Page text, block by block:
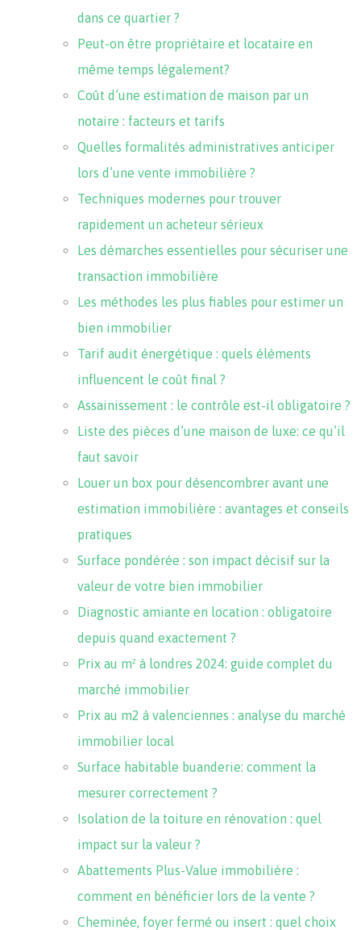
dans ce quartier ?
Peut-on être propriétaire et locataire en
même temps légalement?
Coût d’une estimation de maison par un
notaire : facteurs et tarifs
Quelles formalités administratives anticiper
lors d’une vente immobilière ?
Techniques modernes pour trouver
rapidement un acheteur sérieux
Les démarches essentielles pour sécuriser une
transaction immobilière
Les méthodes les plus fiables pour estimer un
bien immobilier
Tarif audit énergétique : quels éléments
influencent le coût final ?
Assainissement : le contrôle est-il obligatoire ?
Liste des pièces d’une maison de luxe: ce qu’il
faut savoir
Louer un box pour désencombrer avant une
estimation immobilière : avantages et conseils
pratiques
Surface pondérée : son impact décisif sur la
valeur de votre bien immobilier
Diagnostic amiante en location : obligatoire
depuis quand exactement ?
Prix au m² à londres 2024: guide complet du
marché immobilier
Prix au m2 à valenciennes : analyse du marché
immobilier local
Surface habitable buanderie: comment la
mesurer correctement ?
Isolation de la toiture en rénovation : quel
impact sur la valeur ?
Abattements Plus-Value immobilière :
comment en bénéficier lors de la vente ?
Cheminée, foyer fermé ou insert : quel choix